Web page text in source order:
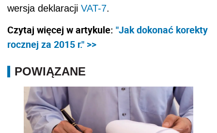
wersja deklaracji VAT-7.
Czytaj więcej w artykule: "Jak dokonać korekty
rocznej za 2015 r." >>
POWIĄZANE